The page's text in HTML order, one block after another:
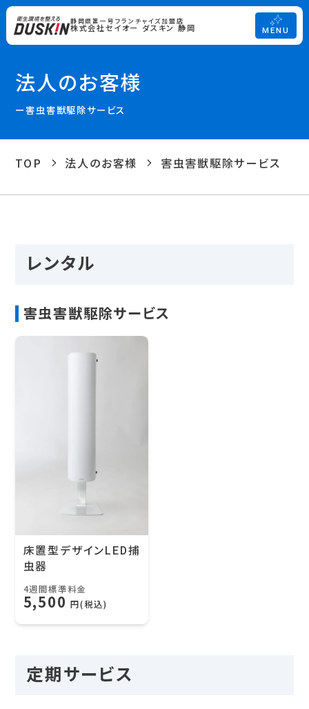
静岡県第一号フランチャイズ加盟店
株式会社セイオー ダスキン 静岡 MENU
法人のお客様
ー害虫害獣駆除サービス
TOP 法人のお客様 害虫害獣駆除サービス
レンタル
害虫害獣駆除サービス
床置型デザインLED捕
虫器
4週間標準料金
5,500 円(税込)
定期サービス